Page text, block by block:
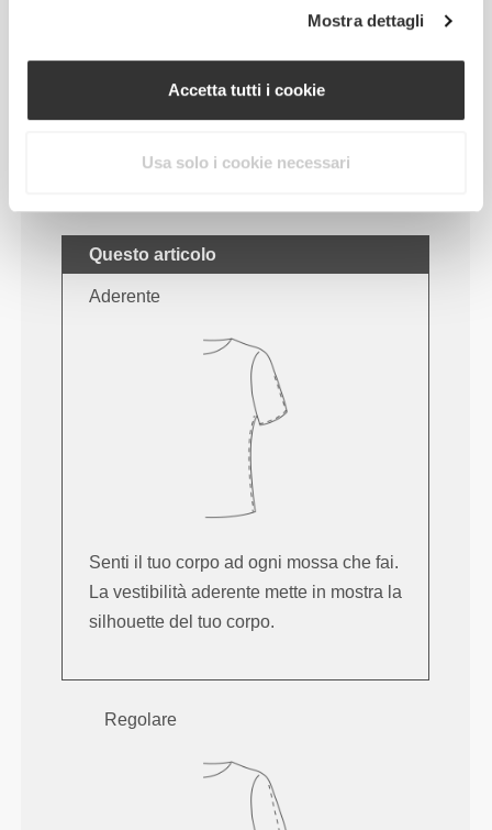
Mostra dettagli
Accetta tutti i cookie
Usa solo i cookie necessari
impressa sui vestiti: senza cuciture! Senza etichette
cucite, indossare le nostre creazioni diventa un
piacere, perché non causano irritazioni alla pelle.
CONSIGLI PER LE TAGLIE
Questo articolo
Aderente
Senti il tuo corpo ad ogni mossa che fai.
La vestibilità aderente mette in mostra la
silhouette del tuo corpo.
Regolare